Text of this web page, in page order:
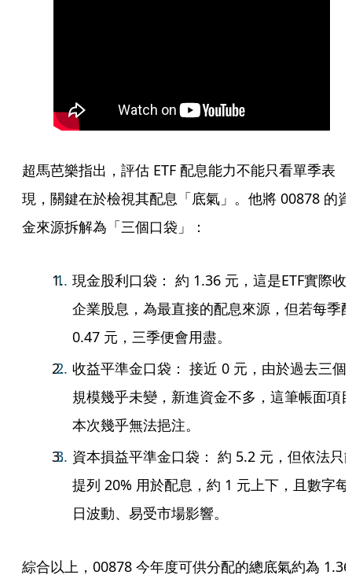
超馬芭樂指出，評估 ETF 配息能力不能只看單季表
現，關鍵在於檢視其配息「底氣」。他將 00878 的資
金來源拆解為「三個口袋」：
現金股利口袋： 約 1.36 元，這是ETF實際收
企業股息，為最直接的配息來源，但若每季
0.47 元，三季便會用盡。
收益平準金口袋： 接近 0 元，由於過去三個
規模幾乎未變，新進資金不多，這筆帳面項
本次幾乎無法挹注。
資本損益平準金口袋： 約 5.2 元，但依法只
提列 20% 用於配息，約 1 元上下，且數字每
日波動、易受市場影響。
綜合以上，00878 今年度可供分配的總底氣約為 1.36